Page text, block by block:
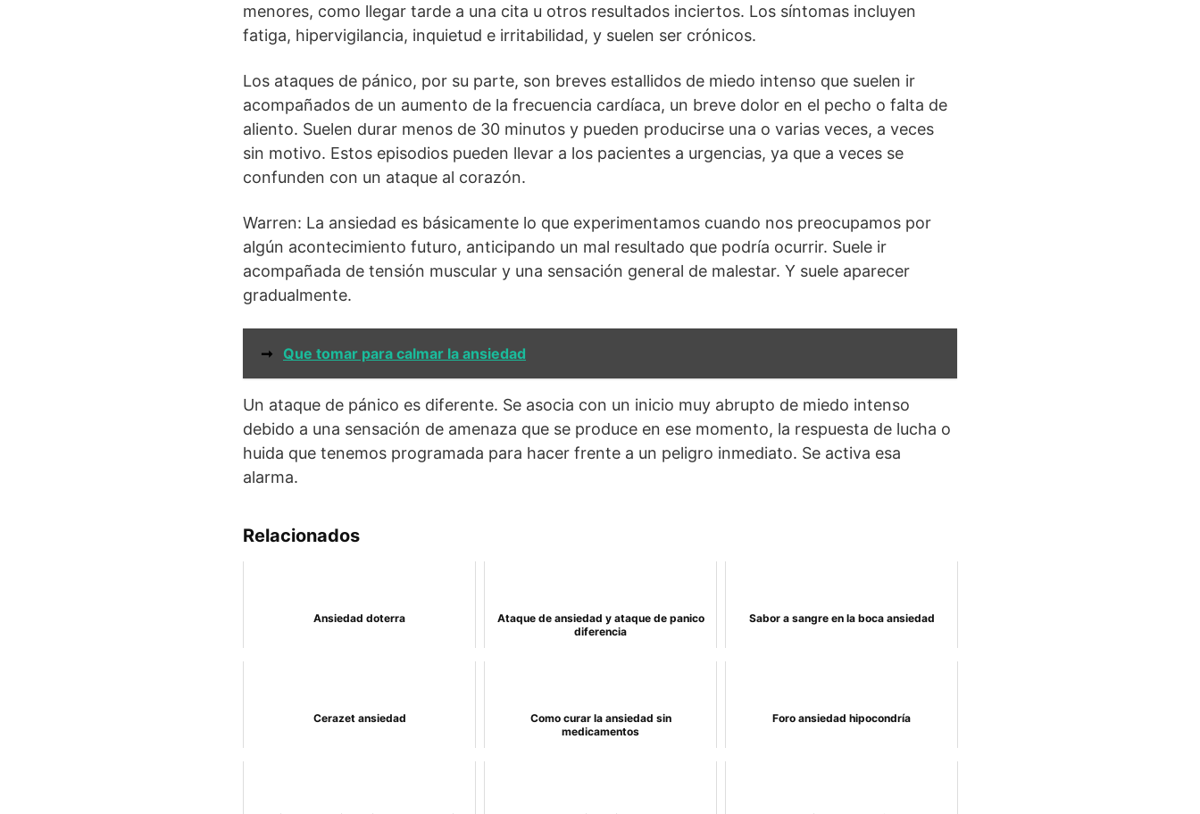
menores, como llegar tarde a una cita u otros resultados inciertos. Los síntomas incluyen
fatiga, hipervigilancia, inquietud e irritabilidad, y suelen ser crónicos.
Los ataques de pánico, por su parte, son breves estallidos de miedo intenso que suelen ir
acompañados de un aumento de la frecuencia cardíaca, un breve dolor en el pecho o falta de
aliento. Suelen durar menos de 30 minutos y pueden producirse una o varias veces, a veces
sin motivo. Estos episodios pueden llevar a los pacientes a urgencias, ya que a veces se
confunden con un ataque al corazón.
Warren: La ansiedad es básicamente lo que experimentamos cuando nos preocupamos por
algún acontecimiento futuro, anticipando un mal resultado que podría ocurrir. Suele ir
acompañada de tensión muscular y una sensación general de malestar. Y suele aparecer
gradualmente.
➞ Que tomar para calmar la ansiedad
Un ataque de pánico es diferente. Se asocia con un inicio muy abrupto de miedo intenso
debido a una sensación de amenaza que se produce en ese momento, la respuesta de lucha o
huida que tenemos programada para hacer frente a un peligro inmediato. Se activa esa
alarma.
Relacionados
Ansiedad doterra
Ataque de ansiedad y ataque de panico
diferencia
Sabor a sangre en la boca ansiedad
Cerazet ansiedad
Como curar la ansiedad sin
medicamentos
Foro ansiedad hipocondría